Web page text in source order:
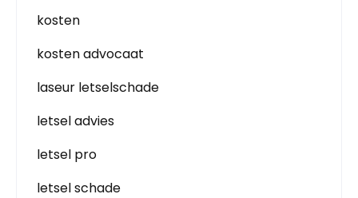
kosten
kosten advocaat
laseur letselschade
letsel advies
letsel pro
letsel schade